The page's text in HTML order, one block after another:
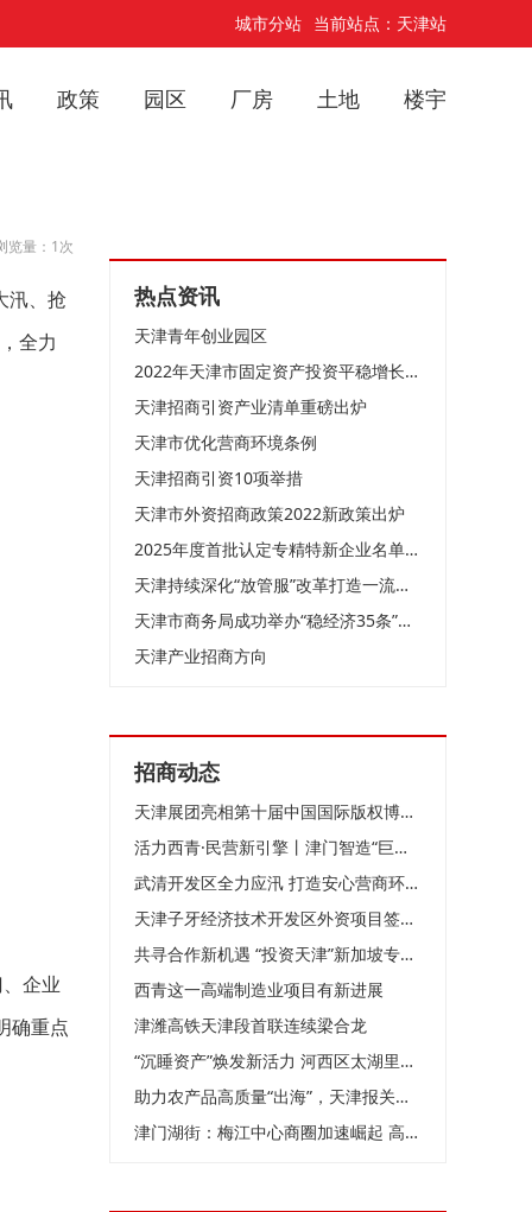
城市分站 当前站点：天津站
政策 园区 厂房 土地 楼宇
览量：1次
汛、抢
全力
企业
确重点
热点资讯
天津青年创业园区
2022年天津市固定资产投资平稳增长企稳向好
天津招商引资产业清单重磅出炉
天津市优化营商环境条例
天津招商引资10项举措
天津市外资招商政策2022新政策出炉
2025年度首批认定专精特新企业名单公布 627家企业上榜
天津持续深化“放管服”改革打造一流营商环境
天津市商务局成功举办“稳经济35条”政策宣讲会
天津产业招商方向
招商动态
天津展团亮相第十届中国国际版权博览会
活力西青·民营新引擎丨津门智造“巨无霸”如何领跑全球？
武清开发区全力应汛 打造安心营商环境！
天津子牙经济技术开发区外资项目签约仪式举行
共寻合作新机遇 “投资天津”新加坡专场推介会成功举办
西青这一高端制造业项目有新进展
津潍高铁天津段首联连续梁合龙
“沉睡资产”焕发新活力 河西区太湖里商业街落成
助力农产品高质量“出海”，天津报关协会农食专委会在泰达成立
津门湖街：梅江中心商圈加速崛起 高端服务业聚集效应凸显